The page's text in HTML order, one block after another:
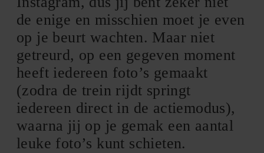
de enige en misschien moet je even
op je beurt wachten. Maar niet
getreurd, op een gegeven moment
heeft iedereen foto’s gemaakt
(zodra de trein rijdt springt
iedereen direct in de actiemodus),
waarna jij op je gemak een aantal
leuke foto’s kunt schieten.